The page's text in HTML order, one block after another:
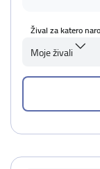
Žival za katero
Moje živali